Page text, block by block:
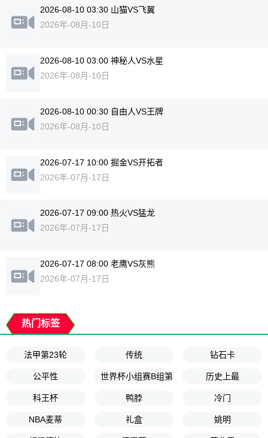
2026-08-10 03:30 山猫VS飞翼
2026年-08月-10日
2026-08-10 03:00 神秘人VS水星
2026年-08月-10日
2026-08-10 00:30 自由人VS王牌
2026年-08月-10日
2026-07-17 10:00 掘金VS开拓者
2026年-07月-17日
2026-07-17 09:00 热火VS猛龙
2026年-07月-17日
2026-07-17 08:00 老鹰VS灰熊
2026年-07月-17日
热门标签
法甲第23轮 传统 钻石卡
公平性 世界杯小组赛B组第3轮 历史上最
科王杯 鸭脖 冷门
NBA麦蒂 礼盒 姚明